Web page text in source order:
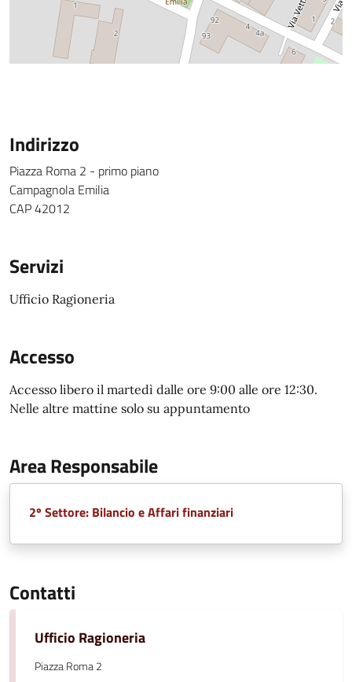
Indirizzo
Piazza Roma 2 - primo piano
Campagnola Emilia
CAP 42012
Servizi
Ufficio Ragioneria
Accesso
Accesso libero il martedì dalle ore 9:00 alle ore 12:30.
Nelle altre mattine solo su appuntamento
Area Responsabile
2º Settore: Bilancio e Affari finanziari
Contatti
Ufficio Ragioneria
Piazza Roma 2